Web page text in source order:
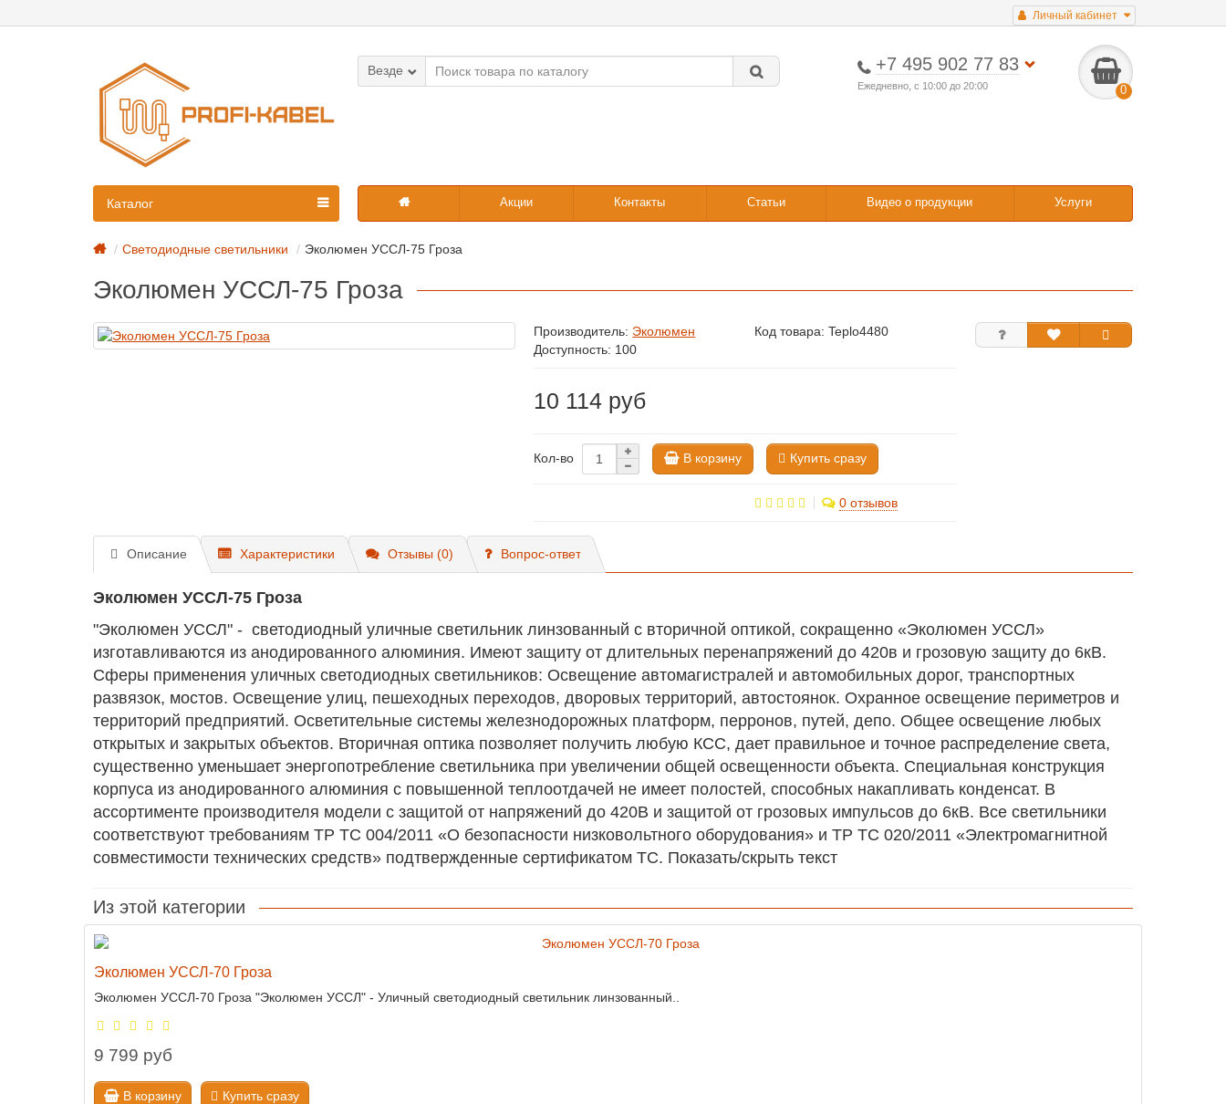
Личный кабинет
+7 495 902 77 83
Ежедневно, с 10:00 до 20:00 0
Везде
Акции Контакты Статьи Видео о продукции Услуги
Каталог
Светодиодные светильники Эколюмен УССЛ-75 Гроза
Эколюмен УССЛ-75 Гроза
Производитель: Эколюмен Код товара: Teplo4480
Доступность: 100
10 114 руб
Кол-во В корзину Купить сразу
0 отзывов
Описание Характеристики Отзывы (0) Вопрос-ответ
Эколюмен УССЛ-75 Гроза
"Эколюмен УССЛ" - светодиодный уличные светильник линзованный с вторичной оптикой, сокращенно «Эколюмен УССЛ»
изготавливаются из анодированного алюминия. Имеют защиту от длительных перенапряжений до 420в и грозовую защиту до 6кВ.
Сферы применения уличных светодиодных светильников: Освещение автомагистралей и автомобильных дорог, транспортных
развязок, мостов. Освещение улиц, пешеходных переходов, дворовых территорий, автостоянок. Охранное освещение периметров и
территорий предприятий. Осветительные системы железнодорожных платформ, перронов, путей, депо. Общее освещение любых
открытых и закрытых объектов. Вторичная оптика позволяет получить любую КСС, дает правильное и точное распределение света,
существенно уменьшает энергопотребление светильника при увеличении общей освещенности объекта. Специальная конструкция
корпуса из анодированного алюминия с повышенной теплоотдачей не имеет полостей, способных накапливать конденсат. В
ассортименте производителя модели с защитой от напряжений до 420В и защитой от грозовых импульсов до 6кВ. Все светильники
соответствуют требованиям ТР ТС 004/2011 «О безопасности низковольтного оборудования» и ТР ТС 020/2011 «Электромагнитной
совместимости технических средств» подтвержденные сертификатом ТС. Показать/скрыть текст
Из этой категории
Эколюмен УССЛ-70 Гроза
Эколюмен УССЛ-70 Гроза "Эколюмен УССЛ" - Уличный светодиодный светильник линзованный..
9 799 руб
В корзину Купить сразу